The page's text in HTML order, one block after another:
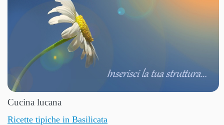
Cucina lucana
Ricette tipiche in Basilicata